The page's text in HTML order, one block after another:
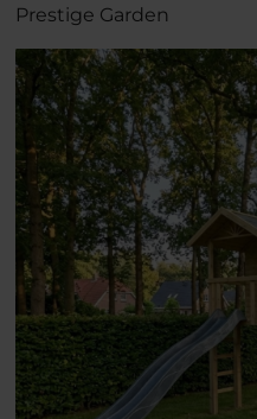
Prestige Garden